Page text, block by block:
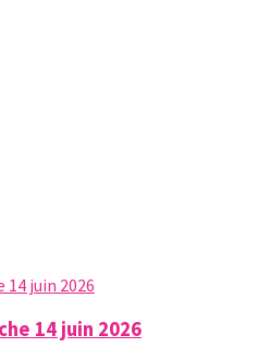
14 juin 2026